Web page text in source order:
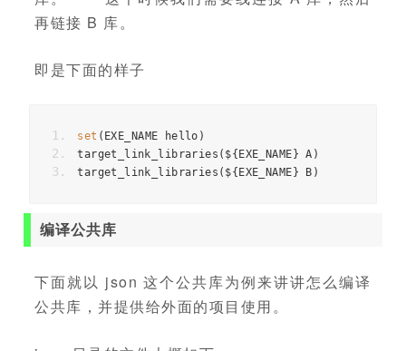
再链接 B 库。
即是下面的样子
set ( EXE_NAME hello )
target_link_libraries ( ${ EXE_NAME } A )
target_link_libraries ( ${ EXE_NAME } B )
编译公共库
下面就以 json 这个公共库为例来讲讲怎么编译
公共库，并提供给外面的项目使用。